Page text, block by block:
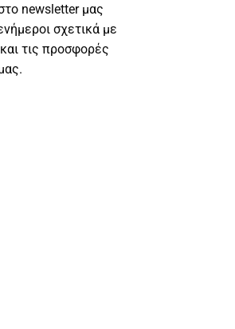
newsletter μας
σχετικά με
τις προσφορές